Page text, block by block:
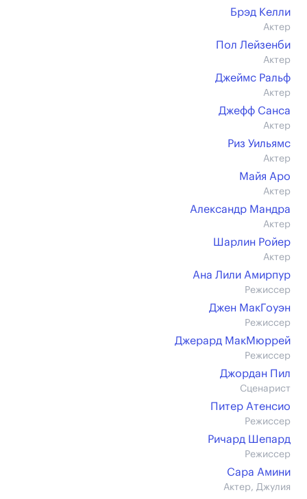
Брэд Келли
Актер
Пол Лейзенби
Актер
Джеймс Ральф
Актер
Джефф Санса
Актер
Риз Уильямс
Актер
Майя Аро
Актер
Александр Мандра
Актер
Шарлин Ройер
Актер
Ана Лили Амирпур
Режиссер
Джен МакГоуэн
Режиссер
Джерард МакМюррей
Режиссер
Джордан Пил
Сценарист
Питер Атенсио
Режиссер
Ричард Шепард
Режиссер
Сара Амини
Актер, Джулия